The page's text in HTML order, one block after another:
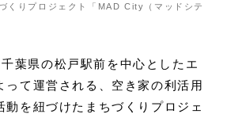
くりプロジェクト「MAD City（マッドシテ
葉県の松戸駅前を中心としたエ
って運営される、空き家の利活用
動を紐づけたまちづくりプロジェ